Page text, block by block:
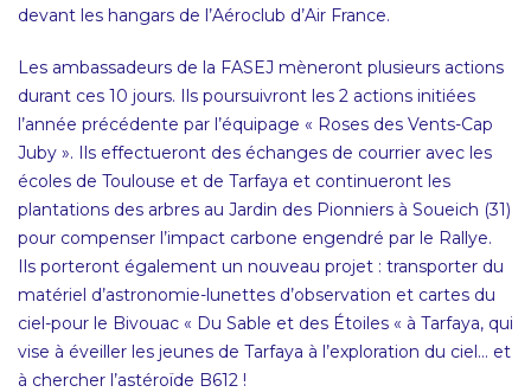
devant les hangars de l’Aéroclub d’Air France.
Les ambassadeurs de la FASEJ mèneront plusieurs actions
durant ces 10 jours. Ils poursuivront les 2 actions initiées
l’année précédente par l’équipage « Roses des Vents-Cap
Juby ». Ils effectueront des échanges de courrier avec les
écoles de Toulouse et de Tarfaya et continueront les
plantations des arbres au Jardin des Pionniers à Soueich (31)
pour compenser l’impact carbone engendré par le Rallye.
Ils porteront également un nouveau projet : transporter du
matériel d’astronomie-lunettes d’observation et cartes du
ciel-pour le Bivouac « Du Sable et des Étoiles « à Tarfaya, qui
vise à éveiller les jeunes de Tarfaya à l’exploration du ciel… et
à chercher l’astéroïde B612 !